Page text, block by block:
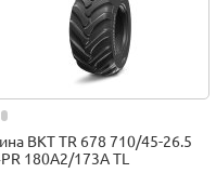
BKT TR 678 710/45-26.5
180A2/173A TL